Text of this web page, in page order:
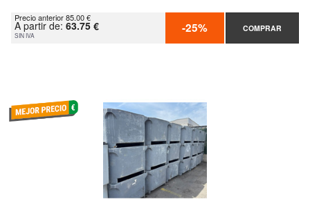
Precio anterior 85.00 €
A partir de: 63.75 €
SIN IVA -25% COMPRAR